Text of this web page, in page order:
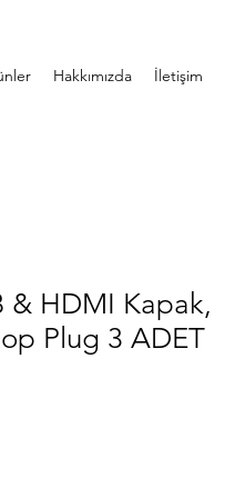
Hakkımızda İletişim
& HDMI Kapak,
Plug 3 ADET